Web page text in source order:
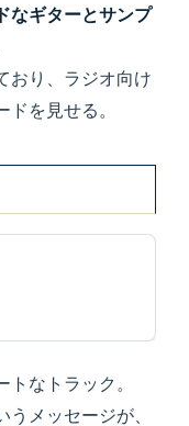
なギターとサンプ
おり、ラジオ向け
を見せる。
なトラック。
うメッセージが、